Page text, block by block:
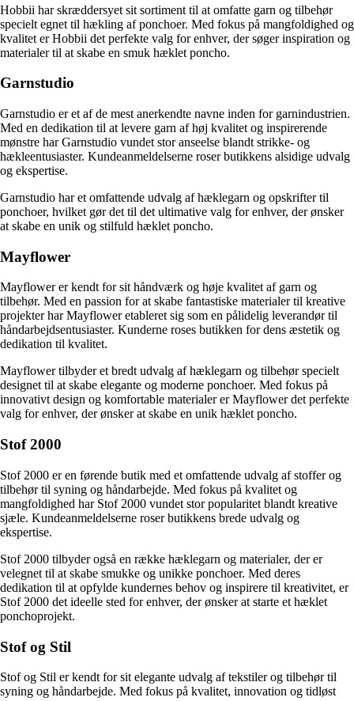
Hobbii har skræddersyet sit sortiment til at omfatte garn og tilbehør
specielt egnet til hækling af ponchoer. Med fokus på mangfoldighed og
kvalitet er Hobbii det perfekte valg for enhver, der søger inspiration og
materialer til at skabe en smuk hæklet poncho.
Garnstudio
Garnstudio er et af de mest anerkendte navne inden for garnindustrien.
Med en dedikation til at levere garn af høj kvalitet og inspirerende
mønstre har Garnstudio vundet stor anseelse blandt strikke- og
hækleentusiaster. Kundeanmeldelserne roser butikkens alsidige udvalg
og ekspertise.
Garnstudio har et omfattende udvalg af hæklegarn og opskrifter til
ponchoer, hvilket gør det til det ultimative valg for enhver, der ønsker
at skabe en unik og stilfuld hæklet poncho.
Mayflower
Mayflower er kendt for sit håndværk og høje kvalitet af garn og
tilbehør. Med en passion for at skabe fantastiske materialer til kreative
projekter har Mayflower etableret sig som en pålidelig leverandør til
håndarbejdsentusiaster. Kunderne roses butikken for dens æstetik og
dedikation til kvalitet.
Mayflower tilbyder et bredt udvalg af hæklegarn og tilbehør specielt
designet til at skabe elegante og moderne ponchoer. Med fokus på
innovativt design og komfortable materialer er Mayflower det perfekte
valg for enhver, der ønsker at skabe en unik hæklet poncho.
Stof 2000
Stof 2000 er en førende butik med et omfattende udvalg af stoffer og
tilbehør til syning og håndarbejde. Med fokus på kvalitet og
mangfoldighed har Stof 2000 vundet stor popularitet blandt kreative
sjæle. Kundeanmeldelserne roser butikkens brede udvalg og
ekspertise.
Stof 2000 tilbyder også en række hæklegarn og materialer, der er
velegnet til at skabe smukke og unikke ponchoer. Med deres
dedikation til at opfylde kundernes behov og inspirere til kreativitet, er
Stof 2000 det ideelle sted for enhver, der ønsker at starte et hæklet
ponchoprojekt.
Stof og Stil
Stof og Stil er kendt for sit elegante udvalg af tekstiler og tilbehør til
syning og håndarbejde. Med fokus på kvalitet, innovation og tidløst